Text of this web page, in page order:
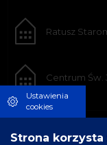
Ratusz
Centrum Św.
Ustawienia
cookies
Strona